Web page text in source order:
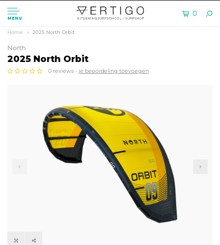
MENU
0
Home 2025 North Orbit
North
2025 North Orbit
0 reviews - je beoordeling toevoegen